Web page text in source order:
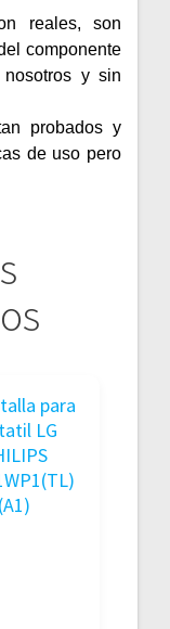
reales, son
componente
y sin
probados y
de uso pero